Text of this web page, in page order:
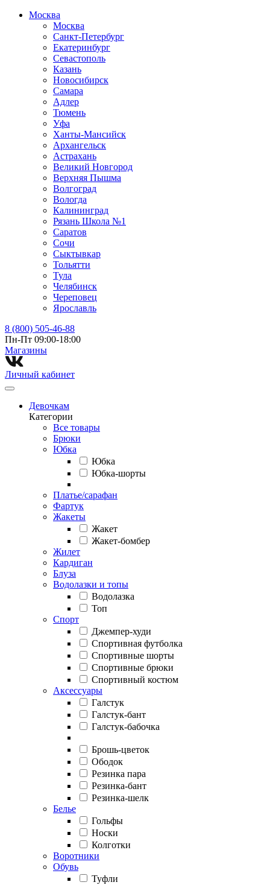
Москва
Москва
Санкт-Петербург
Екатеринбург
Севастополь
Казань
Новосибирск
Самара
Адлер
Тюмень
Уфа
Ханты-Мансийск
Архангельск
Астрахань
Великий Новгород
Верхняя Пышма
Волгоград
Вологда
Калининград
Рязань Школа №1
Саратов
Сочи
Сыктывкар
Тольятти
Тула
Челябинск
Череповец
Ярославль
8 (800) 505-46-88
Пн-Пт 09:00-18:00
Магазины⁠
Личный кабинет
Девочкам
Категории
Все товары
Брюки
Юбка
Юбка
Юбка-шорты
Платье/сарафан
Фартук
Жакеты
Жакет
Жакет-бомбер
Жилет
Кардиган
Блуза
Водолазки и топы
Водолазка
Топ
Спорт
Джемпер-худи
Спортивная футболка
Спортивные шорты
Спортивные брюки
Спортивный костюм
Аксессуары
Галстук
Галстук-бант
Галстук-бабочка
Брошь-цветок
Ободок
Резинка пара
Резинка-бант
Резинка-шелк
Белье
Гольфы
Носки
Колготки
Воротники
Обувь
Туфли